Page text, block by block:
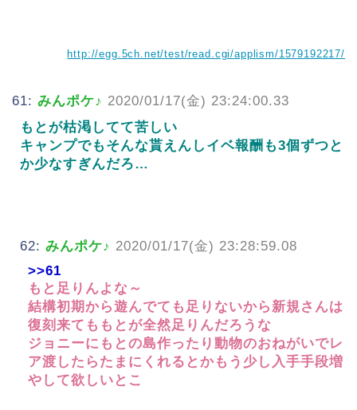
http://egg.5ch.net/test/read.cgi/applism/1579192217/
61: みんポケ♪ 2020/01/17(金) 23:24:00.33
もとが枯渇してて苦しい
キャンプでもそんな貰えんしイベ報酬も3個ずつと
か少なすぎんだろ…
62: みんポケ♪ 2020/01/17(金) 23:28:59.08
>>61
もと足りんよな～
結構初期から遊んでても足りないから新規さんは
復刻来てももとが全然足りんだろうな
ジョニーにもとの島作ったり動物のおねがいでレ
ア渡したらたまにくれるとかもう少し入手手段増
やして欲しいとこ